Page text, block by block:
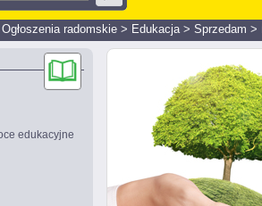
Ogłoszenia radomskie > Edukacja> Sprzedam >
edukacyjne